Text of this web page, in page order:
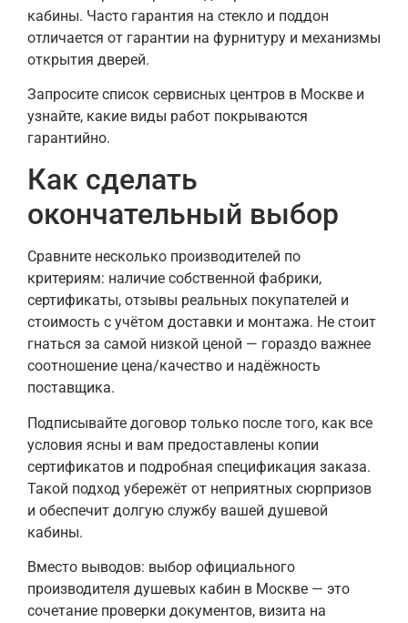
кабины. Часто гарантия на стекло и поддон
отличается от гарантии на фурнитуру и механизмы
открытия дверей.
Запросите список сервисных центров в Москве и
узнайте, какие виды работ покрываются
гарантийно.
Как сделать
окончательный выбор
Сравните несколько производителей по
критериям: наличие собственной фабрики,
сертификаты, отзывы реальных покупателей и
стоимость с учётом доставки и монтажа. Не стоит
гнаться за самой низкой ценой — гораздо важнее
соотношение цена/качество и надёжность
поставщика.
Подписывайте договор только после того, как все
условия ясны и вам предоставлены копии
сертификатов и подробная спецификация заказа.
Такой подход убережёт от неприятных сюрпризов
и обеспечит долгую службу вашей душевой
кабины.
Вместо выводов: выбор официального
производителя душевых кабин в Москве — это
сочетание проверки документов, визита на